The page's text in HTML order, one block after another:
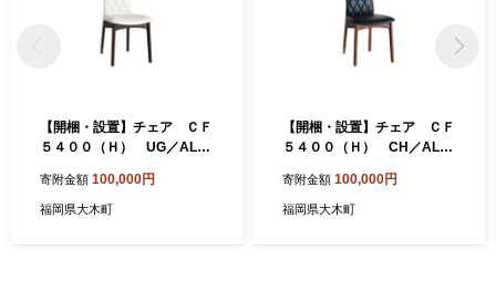
【開梱・設置】チェア ＣＦ
５４００（Ｈ） UG／AL-W
03
寄附金額 100,000円
福岡県大木町
【開梱・設置】チェア ＣＦ
５４００（Ｈ） CH／AL-B
寄附金額 100,000円
福岡県大木町